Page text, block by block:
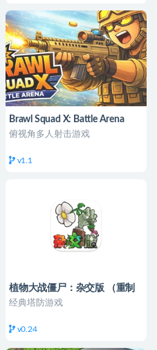
Brawl Squad X: Battle Arena
俯视角多人射击游戏
v1.1
植物大战僵尸：杂交版 （重制
版 ）
经典塔防游戏
v0.24